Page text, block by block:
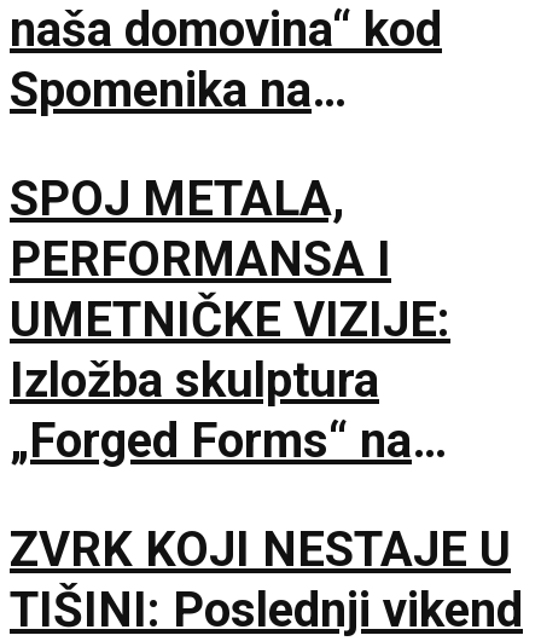
naša domovina“ kod
Spomenika na
SPOJ METALA,
PERFORMANSA I
UMETNIČKE VIZIJE:
Izložba skulptura
„Forged Forms“ na
ZVRK KOJI NESTAJE U
TIŠINI: Poslednji vikend